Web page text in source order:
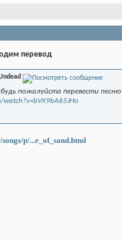
перевод
пожалуйста перевести песню
p/...e_of_sand.html